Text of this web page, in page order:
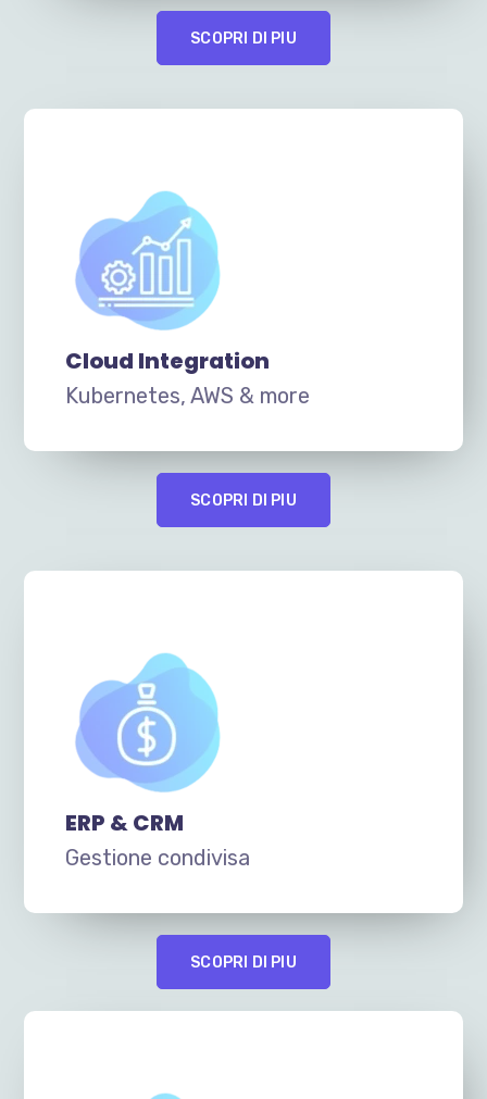
SCOPRI DI PIU
Cloud Integration
Kubernetes, AWS & more
SCOPRI DI PIU
ERP & CRM
Gestione condivisa
SCOPRI DI PIU